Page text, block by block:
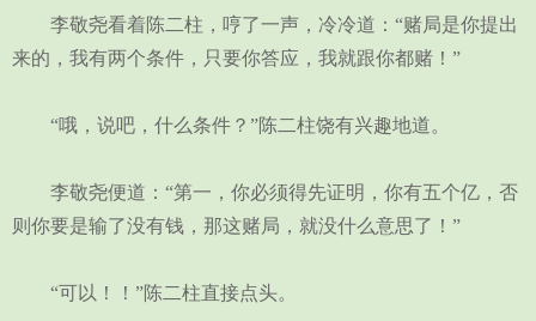
李敬尧看着陈二柱，哼了一声，冷冷道：“赌局是你提出
来的，我有两个条件，只要你答应，我就跟你都赌！”
“哦，说吧，什么条件？”陈二柱饶有兴趣地道。
李敬尧便道：“第一，你必须得先证明，你有五个亿，否
则你要是输了没有钱，那这赌局，就没什么意思了！”
“可以！！”陈二柱直接点头。